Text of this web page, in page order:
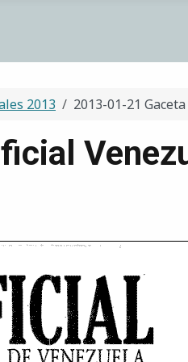
2013 2013-01-21